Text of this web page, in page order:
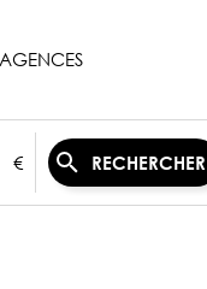
€ RECHERCHER